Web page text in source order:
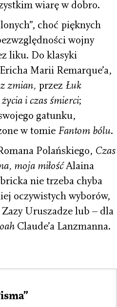
wiarę w dobro.
choć pięknych
wojny
liku. Do klasyki
Marii Remarque’a,
zmian, przez Łuk
życia i czas śmierci;
gatunku,
w tomie Fantom bólu.
Polańskiego, Czas
moja miłośćAlaina
nie trzeba chyba
oczywistych wyborów,
Uruszadze lub – dla
Claude’a Lanzmanna.